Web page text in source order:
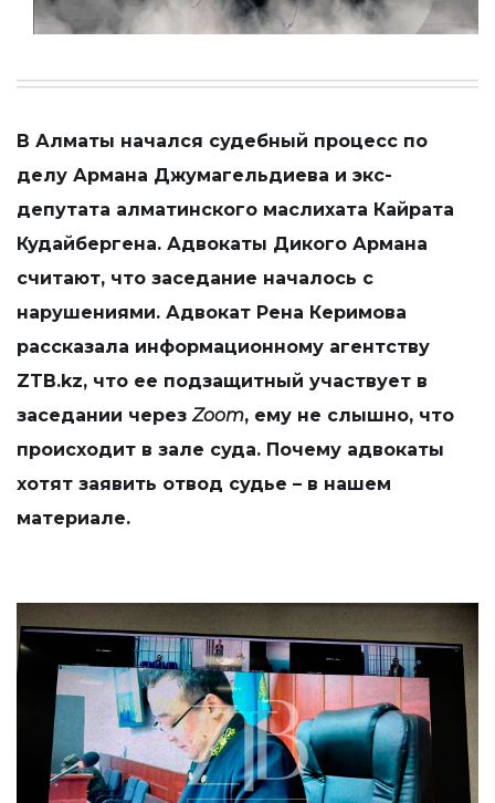
В Алматы начался судебный процесс по
делу Армана Джумагельдиева и экс-
депутата алматинского маслихата Кайрата
Кудайбергена. Адвокаты Дикого Армана
считают, что заседание началось с
нарушениями. Адвокат Рена Керимова
рассказала информационному агентству
ZTB.kz, что ее подзащитный участвует в
заседании черезZoom, ему не слышно, что
происходит в зале суда. Почему адвокаты
хотят заявить отвод судье – в нашем
материале.